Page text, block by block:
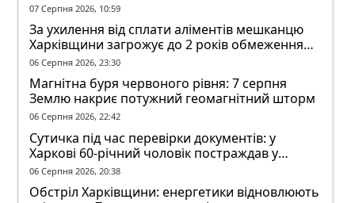
07 Серпня 2026, 10:59
За ухилення від сплати аліментів мешканцю
Харківщини загрожує до 2 років обмеження
волі
06 Серпня 2026, 23:30
Магнітна буря червоного рівня: 7 серпня
Землю накриє потужний геомагнітний шторм
06 Серпня 2026, 22:42
Сутичка під час перевірки документів: у
Харкові 60-річний чоловік постраждав у
конфлікті з ТЦК
06 Серпня 2026, 20:38
Обстріл Харківщини: енергетики відновлюють